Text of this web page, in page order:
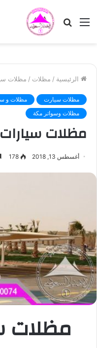
القائمة بحث
الرئيسية / مظلات / مظلات
مظلات سيارت مظلات و
مظلات وسواتر مكة
مظلات
أغسطس 13, 2018 178
مظلات